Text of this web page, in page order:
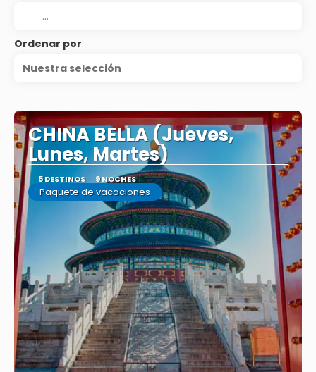
Ordenar por
Nuestra selección
CHINA BELLA (Jueves,
Lunes, Martes)
5 DESTINOS 9 NOCHES
Paquete de vacaciones